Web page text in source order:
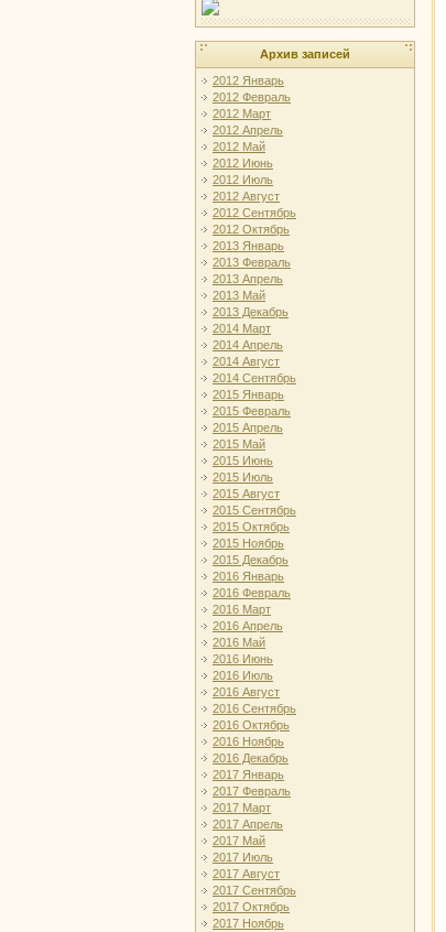
Архив записей
2012 Январь
2012 Февраль
2012 Март
2012 Апрель
2012 Май
2012 Июнь
2012 Июль
2012 Август
2012 Сентябрь
2012 Октябрь
2013 Январь
2013 Февраль
2013 Апрель
2013 Май
2013 Декабрь
2014 Март
2014 Апрель
2014 Август
2014 Сентябрь
2015 Январь
2015 Февраль
2015 Апрель
2015 Май
2015 Июнь
2015 Июль
2015 Август
2015 Сентябрь
2015 Октябрь
2015 Ноябрь
2015 Декабрь
2016 Январь
2016 Февраль
2016 Март
2016 Апрель
2016 Май
2016 Июнь
2016 Июль
2016 Август
2016 Сентябрь
2016 Октябрь
2016 Ноябрь
2016 Декабрь
2017 Январь
2017 Февраль
2017 Март
2017 Апрель
2017 Май
2017 Июль
2017 Август
2017 Сентябрь
2017 Октябрь
2017 Ноябрь